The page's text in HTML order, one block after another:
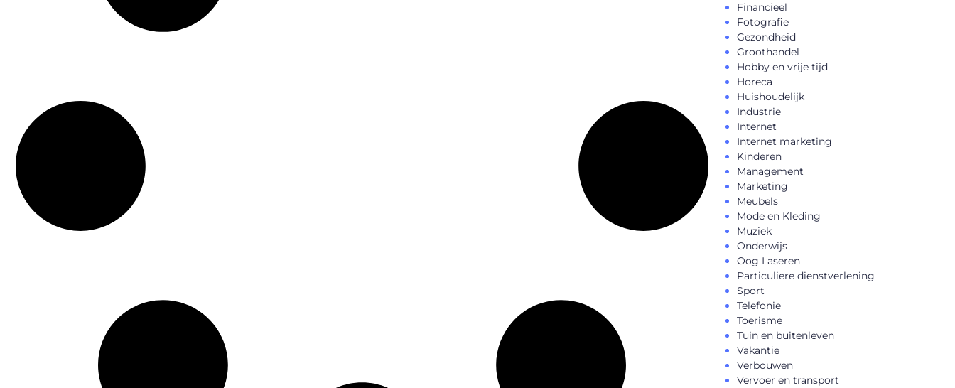
Financieel
Fotografie
Gezondheid
Groothandel
Hobby en vrije tijd
Horeca
Huishoudelijk
Industrie
Internet
Internet marketing
Kinderen
Management
Marketing
Meubels
Mode en Kleding
Muziek
Onderwijs
Oog Laseren
Particuliere dienstverlening
Sport
Telefonie
Toerisme
Tuin en buitenleven
Vakantie
Verbouwen
Vervoer en transport